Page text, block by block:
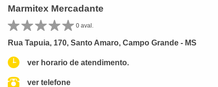
Marmitex Mercadante
0 aval.
Rua Tapuia, 170, Santo Amaro, Campo Grande - MS
ver horario de atendimento.
ver telefone